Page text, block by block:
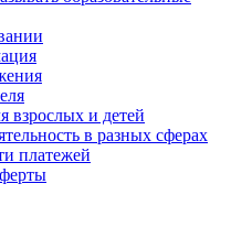
взрослых и детей
в разных сферах
платежей